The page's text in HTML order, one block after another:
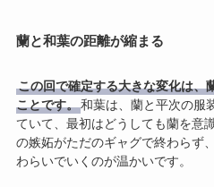
蘭と和葉の距離が縮まる
この回で確定する大きな変化は、
ことです。和葉は、蘭と平次の服
ていて、最初はどうしても蘭を意
の嫉妬がただのギャグで終わらず
わらいでいくのが温かいです。